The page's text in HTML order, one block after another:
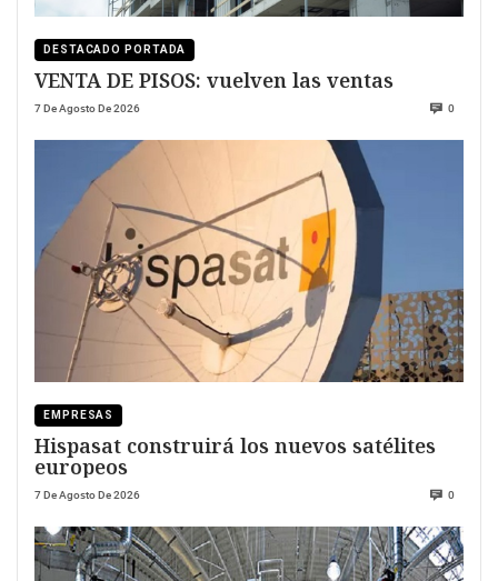
DESTACADO PORTADA
VENTA DE PISOS: vuelven las ventas
7 De Agosto De 2026 0
EMPRESAS
Hispasat construirá los nuevos satélites
europeos
7 De Agosto De 2026 0